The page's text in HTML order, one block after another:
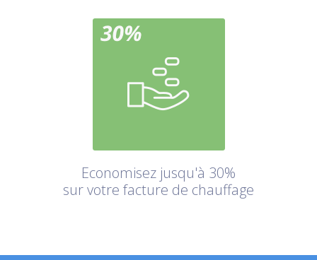
Economisez jusqu'à 30%
sur votre facture de chauffage